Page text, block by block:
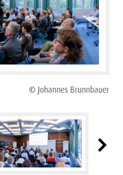
© Johannes Brunnbauer